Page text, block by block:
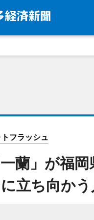
フラッシュ
一蘭」が福
立ち向か